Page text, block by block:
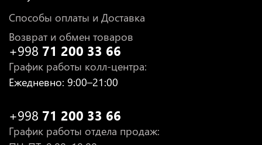
Способы оплаты и Доставка
Возврат и обмен товаров
+998 71 200 33 66
График работы колл-центра:
Ежедневно: 9:00–21:00
+998 71 200 33 66
График работы отдела продаж: